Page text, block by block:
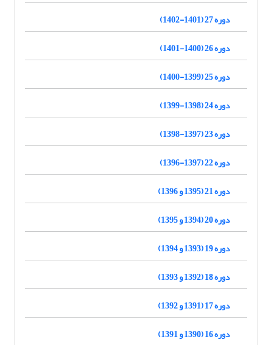
دوره 27 (1401-1402)
دوره 26 (1400-1401)
دوره 25 (1399-1400)
دوره 24 (1398-1399)
دوره 23 (1397-1398)
دوره 22 (1397-1396)
دوره 21 (1395 و 1396)
دوره 20 (1394 و 1395)
دوره 19 (1393 و 1394)
دوره 18 (1392 و 1393)
دوره 17 (1391 و 1392)
دوره 16 (1390 و 1391)